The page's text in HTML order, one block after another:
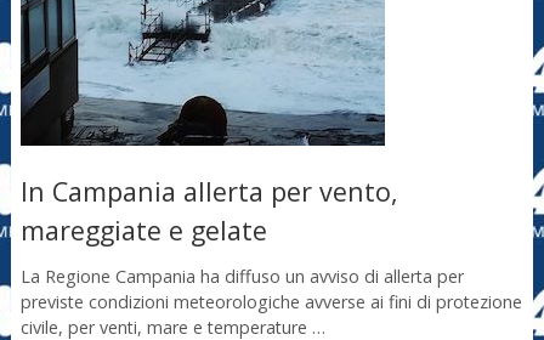
In Campania allerta per vento,
mareggiate e gelate
La Regione Campania ha diffuso un avviso di allerta per
previste condizioni meteorologiche avverse ai fini di protezione
civile, per venti, mare e temperature …